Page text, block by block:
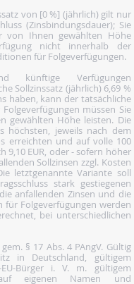
von [0 %] (jährlich) gilt nur
(Zinsbindungsdauer); Sie
von Ihnen gewählten Höhe
nicht innerhalb der
für Folgeverfügungen.
künftige Verfügungen
Sollzinssatz (jährlich) 6,69 %
haben, kann der tatsächliche
müssen Sie
gewählten Höhe leisten. Die
höchsten, jeweils nach dem
erreichten und auf volle 100
9,10 EUR, oder - sofern höher
Sollzinsen zzgl. Kosten
letztgenannte Variante soll
stark gestiegenen
anfallenden Zinsen und die
für Folgeverfügungen werden
bei unterschiedlichen
§ 17 Abs. 4 PAngV. Gültig
in Deutschland, gültigem
EU-Bürger i. V. m. gültigem
eigenen Namen und